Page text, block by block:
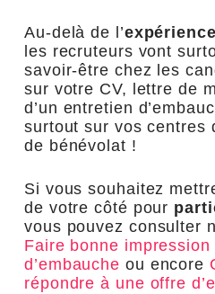
Au-delà de l’
les recruteurs vont
savoir-être chez les
sur votre CV, lettre de
d’un entretien
surtout sur vos centres
de bénévolat !
Si vous souhaitez
de votre côté pour
vous pouvez consulter
Faire bonne impression
d’embauche ou encore
répondre à une offre